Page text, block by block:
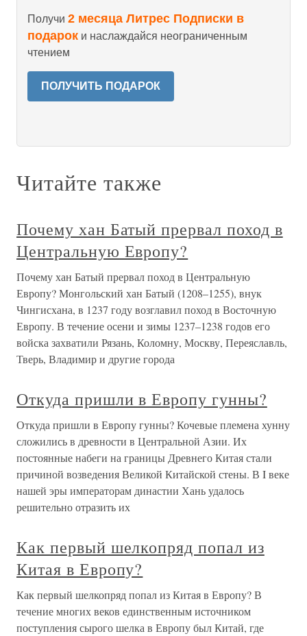
Получи 2 месяца Литрес Подписки в
подарок и наслаждайся неограниченным
чтением
ПОЛУЧИТЬ ПОДАРОК
Читайте также
Почему хан Батый прервал поход в
Центральную Европу?
Почему хан Батый прервал поход в Центральную
Европу? Монгольский хан Батый (1208–1255), внук
Чингисхана, в 1237 году возглавил поход в Восточную
Европу. В течение осени и зимы 1237–1238 годов его
войска захватили Рязань, Коломну, Москву, Переяславль,
Тверь, Владимир и другие города
Откуда пришли в Европу гунны?
Откуда пришли в Европу гунны? Кочевые племена хунну
сложились в древности в Центральной Азии. Их
постоянные набеги на границы Древнего Китая стали
причиной возведения Великой Китайской стены. В I веке
нашей эры императорам династии Хань удалось
решительно отразить их
Как первый шелкопряд попал из
Китая в Европу?
Как первый шелкопряд попал из Китая в Европу? В
течение многих веков единственным источником
поступления сырого шелка в Европу был Китай, где